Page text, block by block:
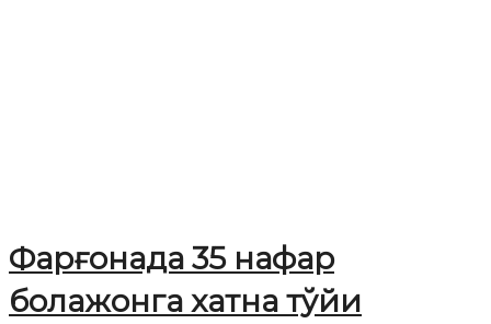
Фарғонада 35 нафар
болажонга хатна тўйи